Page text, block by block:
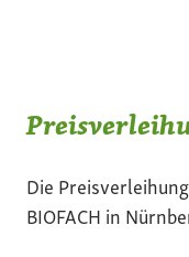
Die
BIOFACH in